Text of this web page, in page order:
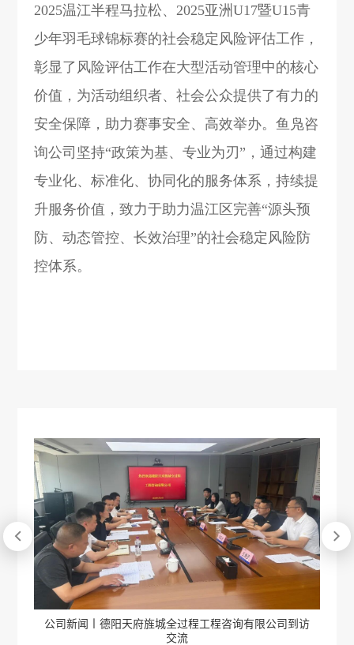
2025温江半程马拉松、2025亚洲U17暨U15青
少年羽毛球锦标赛的社会稳定风险评估工作，
彰显了风险评估工作在大型活动管理中的核心
价值，为活动组织者、社会公众提供了有力的
安全保障，助力赛事安全、高效举办。鱼凫咨
询公司坚持“政策为基、专业为刃”，通过构建
专业化、标准化、协同化的服务体系，持续提
升服务价值，致力于助力温江区完善“源头预
防、动态管控、长效治理”的社会稳定风险防
控体系。
公司新闻丨德阳天府旌城全过程工程咨询有限公司到访
交流
 